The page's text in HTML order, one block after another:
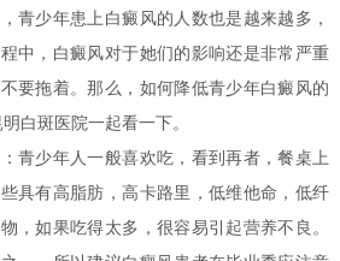
青少年患上白癜风的人数也是越来越多，
中，白癜风对于她们的影响还是非常严重
要拖着。那么，如何降低青少年白癜风的
白斑医院一起看一下。
少年人一般喜欢吃，看到再者，餐桌上
具有高脂肪，高卡路里，低维他命，低纤
，如果吃得太多，很容易引起营养不良。